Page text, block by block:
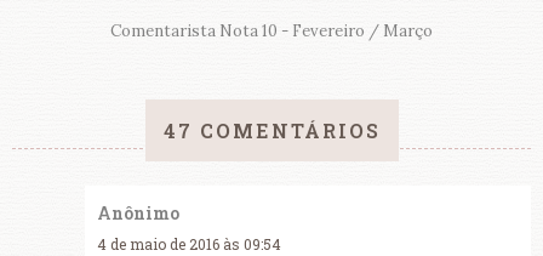
Comentarista Nota 10 - Fevereiro / Março
47 COMENTÁRIOS
Anônimo
4 de maio de 2016 às 09:54